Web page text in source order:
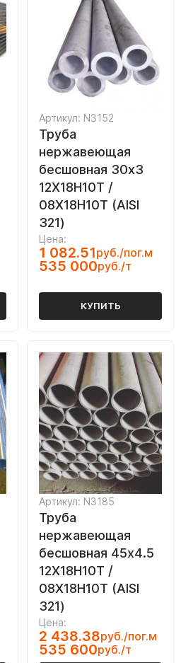
Артикул: N3152
Труба
нержавеющая
бесшовная 30х3
12Х18Н10Т /
08Х18Н10Т (AISI
321)
Цена:
1 082.51руб./пог.м
535 000руб./т
КУПИТЬ
Артикул: N3185
Труба
нержавеющая
бесшовная 45х4.5
12Х18Н10Т /
08Х18Н10Т (AISI
321)
Цена:
2 438.38руб./пог.м
535 600руб./т